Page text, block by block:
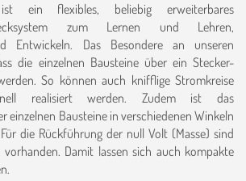
ist ein flexibles, beliebig erweiterbares
zum Lernen und Lehren,
Entwickeln. Das Besondere an unseren
die einzelnen Bausteine über ein Stecker-
So können auch knifflige Stromkreise
realisiert werden. Zudem ist das
einzelnen Bausteine in verschiedenen Winkeln
die Rückführung der null Volt (Masse) sind
Damit lassen sich auch kompakte